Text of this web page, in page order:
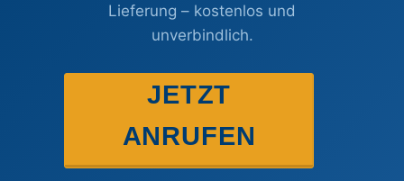
Lieferung – kostenlos und
unverbindlich.
JETZT
ANRUFEN